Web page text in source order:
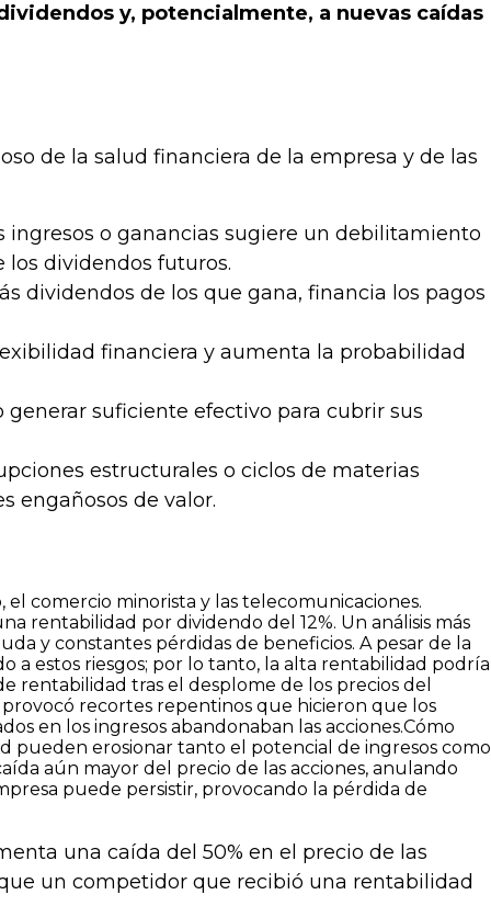
y, potencialmente, a nuevas caídas
de la salud financiera de la empresa y de las
o ganancias sugiere un debilitamiento
dividendos futuros.
dividendos de los que gana, financia los pagos
financiera y aumenta la probabilidad
suficiente efectivo para cubrir sus
estructurales o ciclos de materias
engañosos de valor.
comercio minorista y las telecomunicaciones.
rentabilidad por dividendo del 12%. Un análisis más
y constantes pérdidas de beneficios. A pesar de la
a estos riesgos; por lo tanto, la alta rentabilidad podría
rentabilidad tras el desplome de los precios del
recortes repentinos que hicieron que los
en los ingresos abandonaban las acciones.Cómo
pueden erosionar tanto el potencial de ingresos como
aún mayor del precio de las acciones, anulando
puede persistir, provocando la pérdida de
una caída del 50% en el precio de las
un competidor que recibió una rentabilidad